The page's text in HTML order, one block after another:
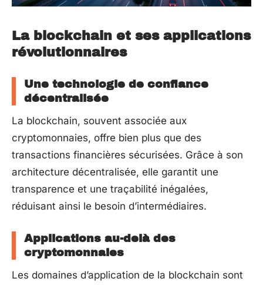
La blockchain et ses applications
révolutionnaires
Une technologie de confiance
décentralisée
La blockchain, souvent associée aux
cryptomonnaies, offre bien plus que des
transactions financières sécurisées. Grâce à son
architecture décentralisée, elle garantit une
transparence et une traçabilité inégalées,
réduisant ainsi le besoin d’intermédiaires.
Applications au-delà des
cryptomonnaies
Les domaines d’application de la blockchain sont